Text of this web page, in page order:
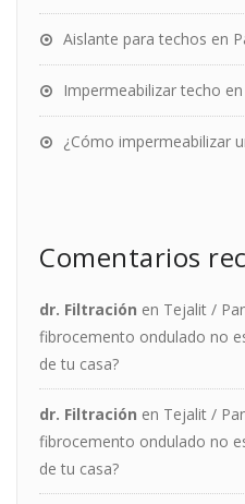
Aislante para techos en
Impermeabilizar techo
¿Cómo impermeabilizar
Comentarios
dr. Filtración en Tejalit /
fibrocemento ondulado no
de tu casa?
dr. Filtración en Tejalit /
fibrocemento ondulado no
de tu casa?